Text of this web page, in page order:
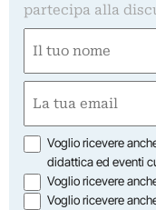
partecipa alla
(Obbligatorio)
Nome
(Obbligatorio)
Opzioni
Voglio ricevere
didattica ed eventi
Voglio ricevere
Voglio ricevere